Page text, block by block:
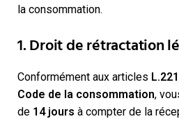
la consommation.
1. Droit de rétractation
Conformément aux articles
Code de la consommation,
de 14 jours à compter de la